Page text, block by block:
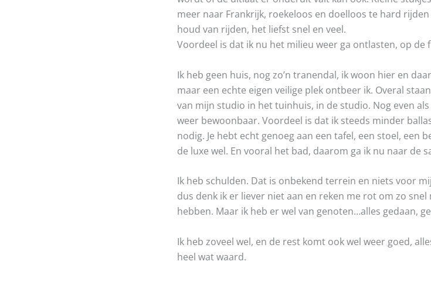
meer naar Frankrijk, roekeloos en doelloos te hard
houd van rijden, het liefst snel en veel.
Voordeel is dat ik nu het milieu weer ga ontlasten, op de
Ik heb geen huis, nog zo’n tranendal, ik woon hier en
maar een echte eigen veilige plek ontbeer ik. Overal
van mijn studio in het tuinhuis, in de studio. Nog even
weer bewoonbaar. Voordeel is dat ik steeds minder
nodig. Je hebt echt genoeg aan een tafel, een stoel, een
de luxe wel. En vooral het bad, daarom ga ik nu naar de
Ik heb schulden. Dat is onbekend terrein en niets voor
dus denk ik er liever niet aan en reken me rot om zo
hebben. Maar ik heb er wel van genoten…alles gedaan,
Ik heb zoveel wel, en de rest komt ook wel weer goed,
heel wat waard.